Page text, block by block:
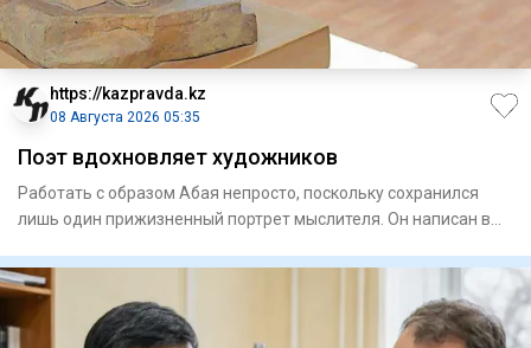
https://kazpravda.kz
08 Августа 2026 05:35
Поэт вдохновляет художников
Работать с образом Абая непросто, поскольку сохранился
лишь один прижизненный портрет мыслителя. Он написан в